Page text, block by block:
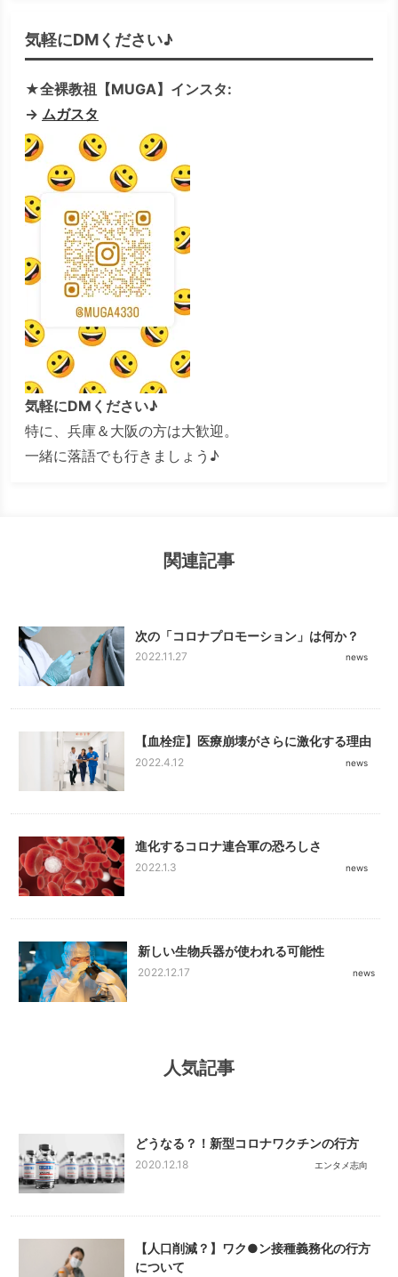
気軽にDMください♪
★全裸教祖【MUGA】インスタ:
→ ムガスタ
気軽にDMください♪
特に、兵庫＆大阪の方は大歓迎。
一緒に落語でも行きましょう♪
関連記事
次の「コロナプロモーション」は何か？
2022.11.27 news
【血栓症】医療崩壊がさらに激化する理由
2022.4.12 news
進化するコロナ連合軍の恐ろしさ
2022.1.3 news
新しい生物兵器が使われる可能性
2022.12.17 news
人気記事
どうなる？！新型コロナワクチンの行方
2020.12.18 エンタメ志向
【人口削減？】ワク●ン接種義務化の行方
について